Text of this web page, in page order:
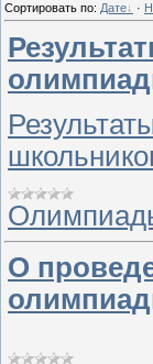
Сортировать по: Дате ·
О